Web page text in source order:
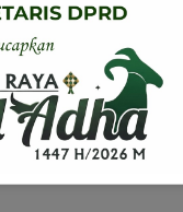
Air Bersih
lagi untuk
ada yang